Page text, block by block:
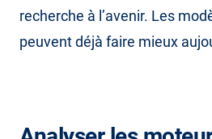
recherche à l’avenir. Les
peuvent déjà faire mieux